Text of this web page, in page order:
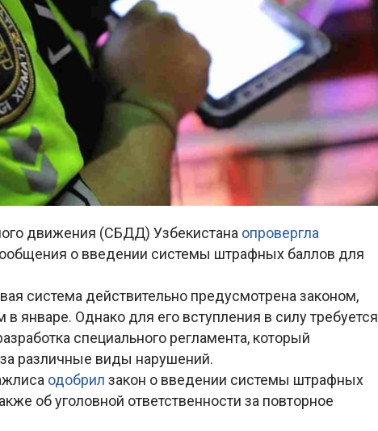
движения (СБДД) Узбекистана опровергла
о введении системы штрафных баллов для
система действительно предусмотрена законом,
январе. Однако для его вступления в силу требуется
специального регламента, который
различные виды нарушений.
одобрил закон о введении системы штрафных
об уголовной ответственности за повторное